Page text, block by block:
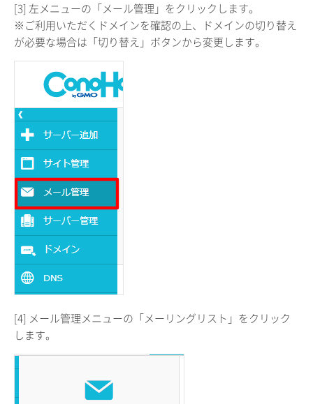
[3] 左メニューの「メール管理」をクリックします。
※ご利用いただくドメインを確認の上、ドメインの切り替え
が必要な場合は「切り替え」ボタンから変更します。
[4] メール管理メニューの「メーリングリスト」をクリック
します。